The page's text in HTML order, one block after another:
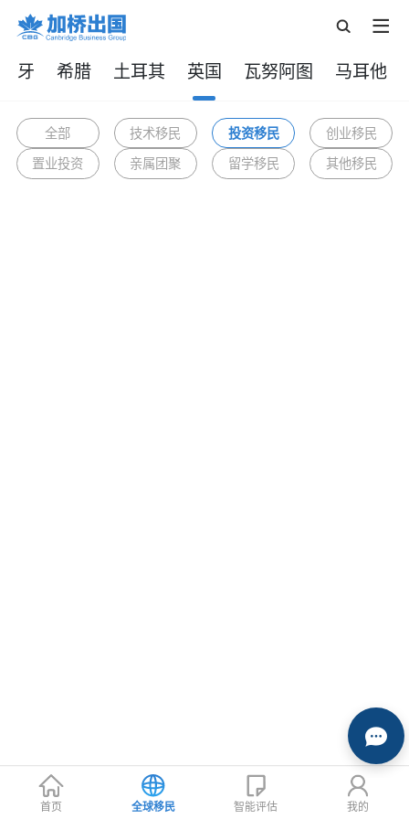
牙 希腊 土耳其 英国 瓦努阿图 马耳他
全部 技术移民 投资移民
创业移民
置业投资
亲属团聚 留学移民 其他移民
首页 全球移民 智能评估 我的